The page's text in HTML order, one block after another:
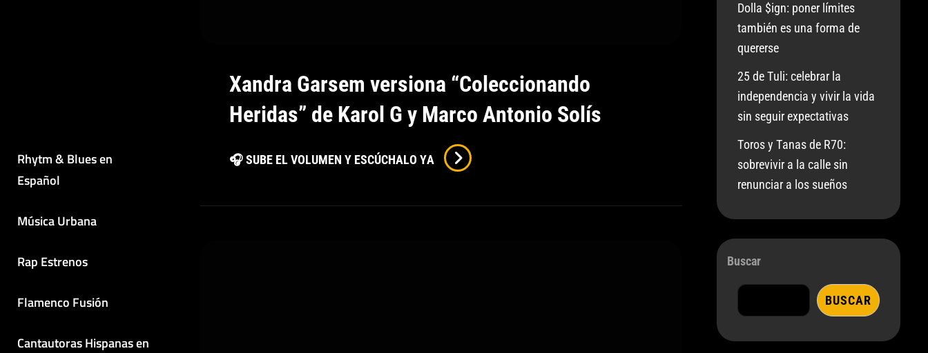
Rhytm & Blues en
Español
Música Urbana
Rap Estrenos
Flamenco Fusión
Cantautoras Hispanas en
Xandra Garsem versiona “Coleccionando
Heridas” de Karol G y Marco Antonio Solís
🎧 SUBE EL VOLUMEN Y ESCÚCHALO YA Xandra
Garsem
Dolla $ign: poner límites
también es una forma de
quererse
25 de Tuli: celebrar la
independencia y vivir la vida
sin seguir expectativas
Toros y Tanas de R70:
sobrevivir a la calle sin
renunciar a los sueños
Buscar
BUSCAR